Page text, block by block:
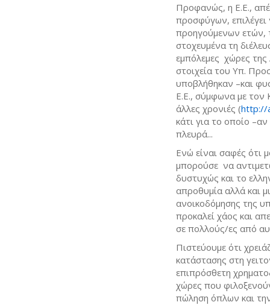
Προφανώς, η Ε.Ε.,
προσφύγων, επιλέγει
προηγούμενων ετών,
στοχευμένα τη
εμπόλεμες χώρες της
στοιχεία του Υπ.
υποβλήθηκαν –και
Ε.Ε., σύμφωνα με τον
άλλες χρονιές (http://
κάτι για το οποίο
πλευρά...
Ενώ είναι σαφές ότι
μπορούσε να
δυστυχώς και το
απροθυμία αλλά και
ανοικοδόμησης της
προκαλεί χάος και
σε πολλούς/ες από
Πιστεύουμε ότι
κατάστασης στη
επιπρόσθετη
χώρες που
πώληση όπλων και